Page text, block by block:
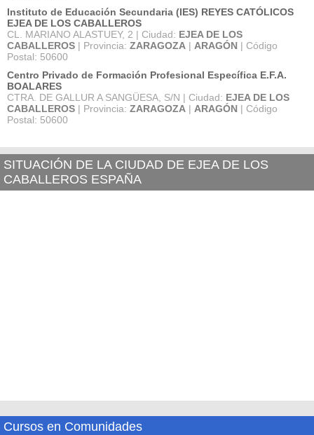
Instituto de Educación Secundaria (IES) REYES CATÓLICOS
EJEA DE LOS CABALLEROS
CL. MARIANO ALASTUEY, 2 | Ciudad: EJEA DE LOS
CABALLEROS | Provincia: ZARAGOZA | ARAGÓN | Código
Postal: 50600
Centro Privado de Formación Profesional Específica E.F.A.
BOALARES
CTRA. DE GALLUR A SANGÜESA, S/N | Ciudad: EJEA DE LOS
CABALLEROS | Provincia: ZARAGOZA | ARAGÓN | Código
Postal: 50600
SITUACIÓN DE LA CIUDAD DE EJEA DE LOS
CABALLEROS ESPAÑA
Cursos en Comunidades